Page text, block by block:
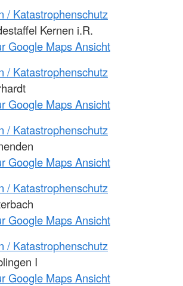
/ Katastrophenschutz
Kernen i.R.
Google Maps Ansicht
/ Katastrophenschutz
Google Maps Ansicht
/ Katastrophenschutz
Google Maps Ansicht
/ Katastrophenschutz
Google Maps Ansicht
/ Katastrophenschutz
I
Google Maps Ansicht